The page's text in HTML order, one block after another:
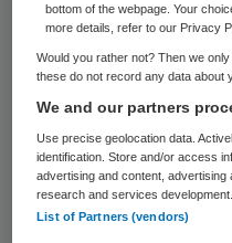
Bij de oude
zenuwen, die de
handen, onder de
aansturen,
Coveliers wordt
operatierobot, die
waarbij niet de hele
bottom of the webpage. Your
more details, refer to our Privacy
Would you rather not? Then we
these do not record any data about
We and our partners
Use precise geolocation data.
identification. Store and/or access
advertising and content,
research and services development.
List of Partners (vendors)